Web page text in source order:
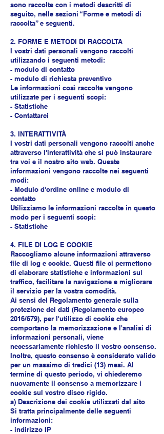
sono raccolte con i metodi descritti di
seguito, nelle sezioni “Forme e metodi di
raccolta” e seguenti.
2. FORME E METODI DI RACCOLTA
I vostri dati personali vengono raccolti
utilizzando i seguenti metodi:
- modulo di contatto
- modulo di richiesta preventivo
Le informazioni così raccolte vengono
utilizzate per i seguenti scopi:
- Statistiche
- Contattarci
3. INTERATTIVITÀ
I vostri dati personali vengono raccolti anche
attraverso l'interattività che si può instaurare
tra voi e il nostro sito web. Queste
informazioni vengono raccolte nei seguenti
modi:
- Modulo d'ordine online e modulo di
contatto
Utilizziamo le informazioni raccolte in questo
modo per i seguenti scopi:
- Statistiche
4. FILE DI LOG E COOKIE
Raccogliamo alcune informazioni attraverso
file di log e cookie. Questi file ci permettono
di elaborare statistiche e informazioni sul
traffico, facilitare la navigazione e migliorare
il servizio per la vostra comodità.
Ai sensi del Regolamento generale sulla
protezione dei dati (Regolamento europeo
2016/679), per l'utilizzo di cookie che
comportano la memorizzazione e l'analisi di
informazioni personali, viene
necessariamente richiesto il vostro consenso.
Inoltre, questo consenso è considerato valido
per un massimo di tredici (13) mesi. Al
termine di questo periodo, vi chiederemo
nuovamente il consenso a memorizzare i
cookie sul vostro disco rigido.
a) Descrizione dei cookie utilizzati dal sito
Si tratta principalmente delle seguenti
informazioni:
- indirizzo IP